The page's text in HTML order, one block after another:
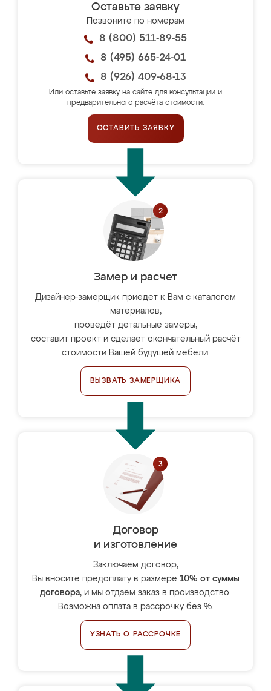
Оставьте заявку
Позвоните по номерам
8 (800) 511-89-55
8 (495) 665-24-01
8 (926) 409-68-13
Или оставьте заявку на сайте для консультации и
предварительного расчёта стоимости.
ОСТАВИТЬ ЗАЯВКУ
Замер и расчет
Дизайнер-замерщик приедет к Вам с каталогом
материалов,
проведёт детальные замеры,
составит проект и сделает окончательный расчёт
стоимости Вашей будущей мебели.
ВЫЗВАТЬ ЗАМЕРЩИКА
Договор
и изготовление
Заключаем договор,
Вы вносите предоплату в размере 10% от суммы
договора, и мы отдаём заказ в производство.
Возможна оплата в рассрочку без %.
УЗНАТЬ О РАССРОЧКЕ